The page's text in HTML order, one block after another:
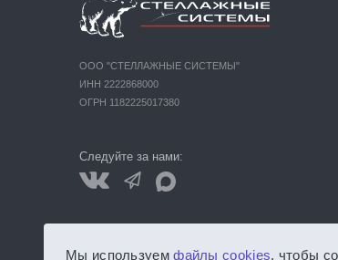
ООО "СТЕЛЛАЖНЫЕ СИСТЕМЫ"
ИНН 2222868000
ОГРН 1182225017380
Следуйте за нами:
Обращаем ваше внимание на то, что данный
Мы используемфайлы cookies, чтобы